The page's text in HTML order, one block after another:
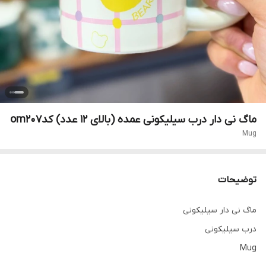
ماگ نی دار درب سیلیکونی عمده (بالای ۱۲ عدد) کدom207
Mug
توضیحات
ماگ نی دار سیلیکونی
درب سیلیکونی
Mug